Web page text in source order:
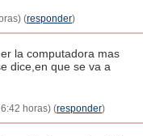
(responder)
la computadora mas
dice,en que se va a
horas) (responder)